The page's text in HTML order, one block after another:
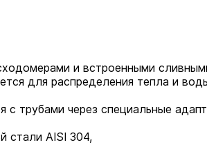
и встроенными
для распределения тепла и
трубами через специальные
стали AISI 304,